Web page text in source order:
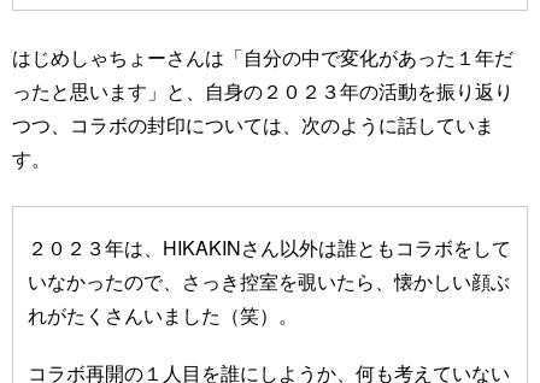
はじめしゃちょーさんは「自分の中で変化があった１年だ
ったと思います」と、自身の２０２３年の活動を振り返り
つつ、コラボの封印については、次のように話していま
す。
２０２３年は、HIKAKINさん以外は誰ともコラボをして
いなかったので、さっき控室を覗いたら、懐かしい顔ぶ
れがたくさんいました（笑）。
コラボ再開の１人目を誰にしようか、何も考えていない